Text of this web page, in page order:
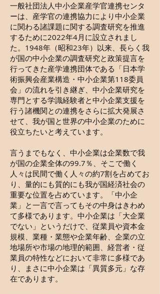
一般社団法人中小企業産学官連携センタ
ーは、産学官の連携協力により中小企業
に関わる諸課題に関する調査研究を推進
するために2022年4月に設立されまし
た。1948年（昭和23年）以来、長らく我
が国の中小企業の調査研究と政策提言を
行ってきた産学連携団体である「日本学
術振興会産業構造・中小企業第118委員
会」の流れを引き継ぎ、中小企業研究を
専門とする学識経験者と中小企業支援を
行う諸機関との連携をさらに拡大発展さ
せて、我が国と世界の中小企業のために
役立ちたいと考えています。
言うまでもなく、中小企業は企業数で我
が国の企業全体の99.7％、そこで働く
人々は民間で働く人々の約7割を占めてお
り、量的にも質的にも我が国経済社会の
重要な位置を占めています。「中小企
業」と一言で言ってもその中身はきわめ
て多様であります。中小企業は「大企業
でない」というだけで、従業員や資本金
規模、業種・業態や企業年齢、企業の立
地場所や市場の地理的範囲、経営者・従
業員の特性などにおいて非常に多様であ
り、まさに中小企業は「異質多元」な存
在であります。